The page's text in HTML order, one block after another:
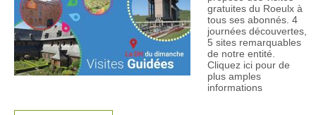
gratuites du Roeulx à
tous ses abonnés. 4
journées découvertes,
5 sites remarquables
de notre entité.
Cliquez ici pour de
plus amples
informations